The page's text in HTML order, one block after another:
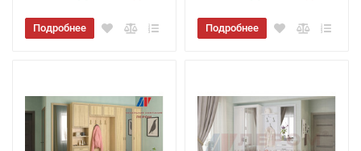
Подробнее Подробнее